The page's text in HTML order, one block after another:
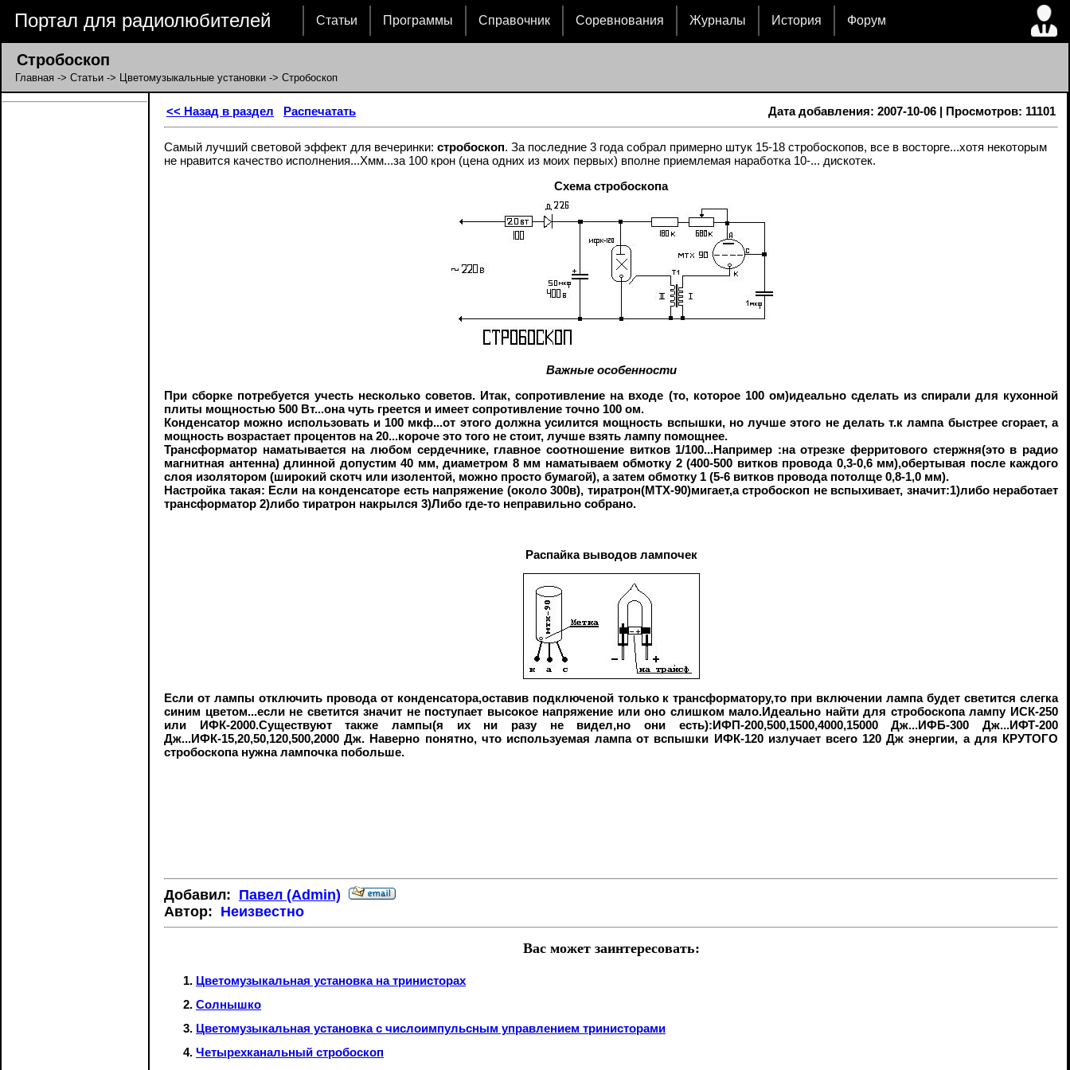
Портал для радиолюбителей Статьи Программы Справочник Соревнования Журналы История Форум
Стробоскоп
Главная -> Статьи -> Цветомузыкальные установки -> Стробоскоп
<< Назад в раздел Распечатать Дата добавления: 2007-10-06 | Просмотров: 11101
Самый лучший световой эффект для вечеринки: стробоскоп. За последние 3 года собрал примерно штук 15-18 стробоскопов, все в восторге...хотя некоторым
не нравится качество исполнения...Хмм...за 100 крон (цена одних из моих первых) вполне приемлемая наработка 10-... дискотек.
Схема стробоскопа
Важные особенности
При сборке потребуется учесть несколько советов. Итак, сопротивление на входе (то, которое 100 ом)идеально сделать из спирали для кухонной
плиты мощностью 500 Вт...она чуть греется и имеет сопротивление точно 100 ом.
Конденсатор можно использовать и 100 мкф...от этого должна усилится мощность вспышки, но лучше этого не делать т.к лампа быстрее сгорает, а
мощность возрастает процентов на 20...короче это того не стоит, лучше взять лампу помощнее.
Трансформатор наматывается на любом сердечнике, главное соотношение витков 1/100...Например :на отрезке ферритового стержня(это в радио
магнитная антенна) длинной допустим 40 мм, диаметром 8 мм наматываем обмотку 2 (400-500 витков провода 0,3-0,6 мм),обертывая после каждого
слоя изолятором (широкий скотч или изолентой, можно просто бумагой), а затем обмотку 1 (5-6 витков провода потолще 0,8-1,0 мм).
Настройка такая: Если на конденсаторе есть напряжение (около 300в), тиратрон(МТХ-90)мигает,а стробоскоп не вспыхивает, значит:1)либо неработает
трансформатор 2)либо тиратрон накрылся 3)Либо где-то неправильно собрано.
Распайка выводов лампочек
Если от лампы отключить провода от конденсатора,оставив подключеной только к трансформатору,то при включении лампа будет светится слегка
синим цветом...если не светится значит не поступает высокое напряжение или оно слишком мало.Идеально найти для стробоскопа лампу ИСК-250
или ИФК-2000.Существуют также лампы(я их ни разу не видел,но они есть):ИФП-200,500,1500,4000,15000 Дж...ИФБ-300 Дж...ИФТ-200
Дж...ИФК-15,20,50,120,500,2000 Дж. Наверно понятно, что используемая лампа от вспышки ИФК-120 излучает всего 120 Дж энергии, а для КРУТОГО
стробоскопа нужна лампочка побольше.
Добавил: Павел (Admin)
Автор: Неизвестно
Вас может заинтересовать:
Цветомузыкальная установка на тринисторах
Солнышко
Цветомузыкальная установка с числоимпульсным управлением тринисторами
Четырехканальный стробоскоп